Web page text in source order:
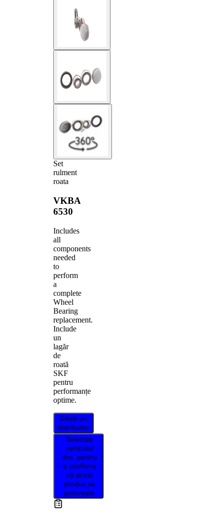
Set
rulment
roata
VKBA
6530
Includes
all
components
needed
to
perform
a
complete
Wheel
Bearing
replacement.
Include
un
lagăr
de
roată
SKF
pentru
performanțe
optime.
Găsiți un
distribuitor
Selectați
vehiculul
dvs. pentru
a confirma
că acest
produs se
potrivește